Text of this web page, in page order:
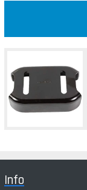
Info